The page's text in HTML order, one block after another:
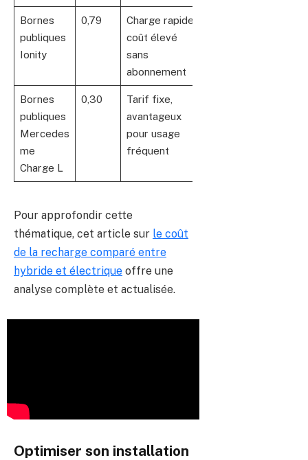
Bornes
publiques
Ionity
0,79
Charge rapide,
coût élevé
sans
abonnement
Bornes
publiques
Mercedes
me
Charge L
0,30
Tarif fixe,
avantageux
pour usage
fréquent
Pour approfondir cette
thématique, cet article sur le coût
de la recharge comparé entre
hybride et électrique offre une
analyse complète et actualisée.
Optimiser son installation